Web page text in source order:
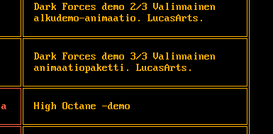
Dark Forces demo 2/3 Valinnainen
alkudemo-animaatio. LucasArts.
Dark Forces demo 3/3 Valinnainen
animaatiopaketti. LucasArts.
High Octane -demo